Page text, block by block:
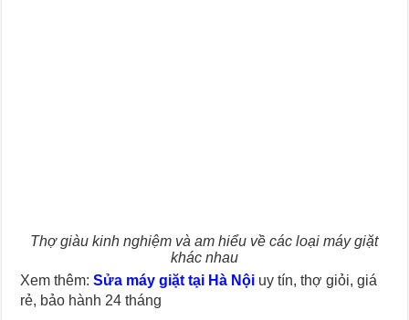
Thợ giàu kinh nghiệm và am hiểu về các loại máy giặt
khác nhau
Xem thêm:Sửa máy giặt tại Hà Nội uy tín, thợ giỏi, giá
rẻ, bảo hành 24 tháng